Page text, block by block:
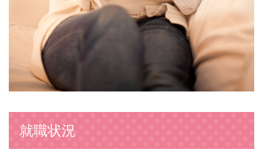
就職状況